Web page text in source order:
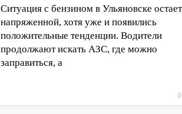
Ситуация с бензином в Ульяновске
напряженной, хотя уже и появились
положительные тенденции. Водители
продолжают искать АЗС, где можно
заправиться, а